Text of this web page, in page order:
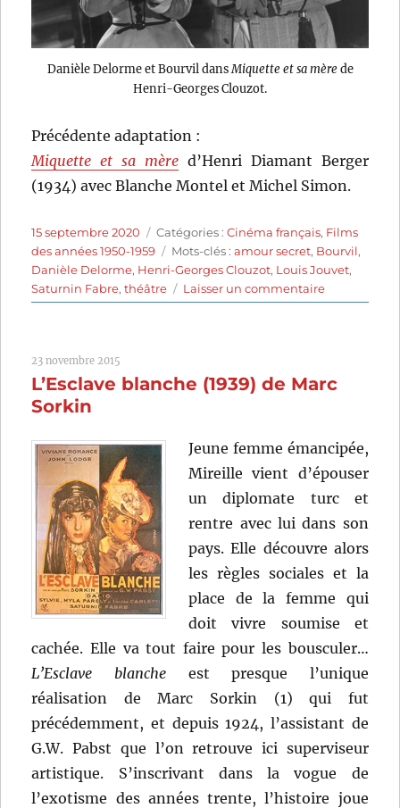
Danièle Delorme et Bourvil dansMiquette et sa mèrede
Henri-Georges Clouzot.
Précédente adaptation :
Miquette et sa mère d’Henri Diamant Berger
(1934) avec Blanche Montel et Michel Simon.
Publié
le
15 septembre 2020 Catégories
Catégories :Cinéma français, Films
des années 1950-1959
Étiquettes
Mots-clés :amour secret, Bourvil,
Danièle Delorme, Henri-Georges Clouzot, Louis Jouvet,
Saturnin Fabre,théâtre Laisser un commentairesur
Miquette
(1950)
Georges
Clouzot
23 novembre 2015
L’Esclave blanche (1939) de Marc
Sorkin
Jeune femme émancipée,
Mireille vient d’épouser
un diplomate turc et
rentre avec lui dans son
pays. Elle découvre alors
les règles sociales et la
place de la femme qui
doit vivre soumise et
cachée. Elle va tout faire pour les bousculer…
L’Esclave blancheest presque l’unique
réalisation de Marc Sorkin (1) qui fut
précédemment, et depuis 1924, l’assistant de
G.W. Pabst que l’on retrouve ici superviseur
artistique. S’inscrivant dans la vogue de
l’exotisme des années trente, l’histoire joue